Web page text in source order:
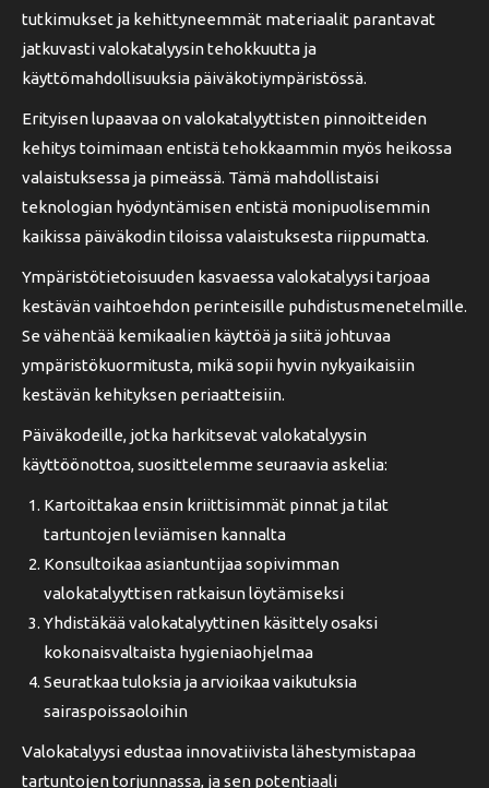
tutkimukset ja kehittyneemmät materiaalit parantavat
jatkuvasti valokatalyysin tehokkuutta ja
käyttömahdollisuuksia päiväkotiympäristössä.
Erityisen lupaavaa on valokatalyyttisten pinnoitteiden
kehitys toimimaan entistä tehokkaammin myös heikossa
valaistuksessa ja pimeässä. Tämä mahdollistaisi
teknologian hyödyntämisen entistä monipuolisemmin
kaikissa päiväkodin tiloissa valaistuksesta riippumatta.
Ympäristötietoisuuden kasvaessa valokatalyysi tarjoaa
kestävän vaihtoehdon perinteisille puhdistusmenetelmille.
Se vähentää kemikaalien käyttöä ja siitä johtuvaa
ympäristökuormitusta, mikä sopii hyvin nykyaikaisiin
kestävän kehityksen periaatteisiin.
Päiväkodeille, jotka harkitsevat valokatalyysin
käyttöönottoa, suosittelemme seuraavia askelia:
Kartoittakaa ensin kriittisimmät pinnat ja tilat
tartuntojen leviämisen kannalta
Konsultoikaa asiantuntijaa sopivimman
valokatalyyttisen ratkaisun löytämiseksi
Yhdistäkää valokatalyyttinen käsittely osaksi
kokonaisvaltaista hygieniaohjelmaa
Seuratkaa tuloksia ja arvioikaa vaikutuksia
sairaspoissaoloihin
Valokatalyysi edustaa innovatiivista lähestymistapaa
tartuntojen torjunnassa, ja sen potentiaali